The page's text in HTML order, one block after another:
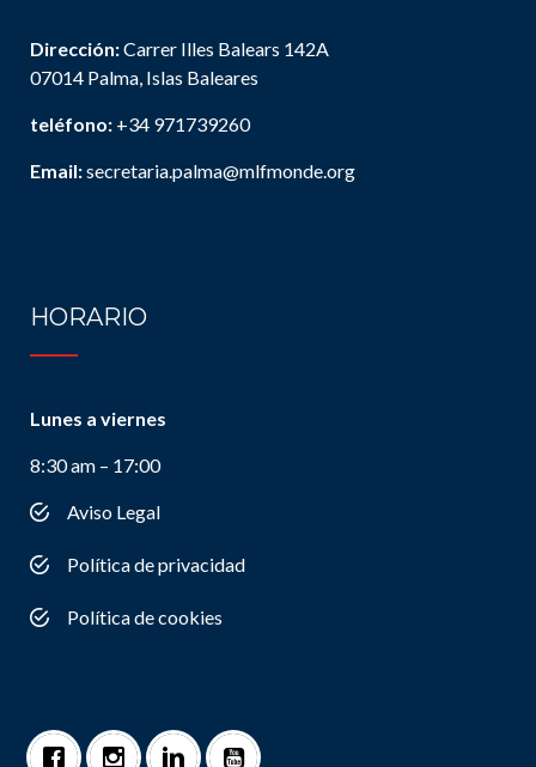
Dirección:Carrer Illes Balears 142A
07014 Palma, Islas Baleares
teléfono: +34 971739260
Email:secretaria.palma@mlfmonde.org
HORARIO
Lunes a viernes
8:30 am – 17:00
Aviso Legal
Política de privacidad
Política de cookies